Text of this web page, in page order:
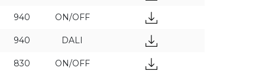
940 ON/OFF
940 DALI
830 ON/OFF